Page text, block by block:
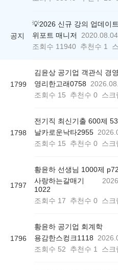
공지
위포트 매니저
2020.08.04
조회수 11940 추천수 1
1799
김윤상 공기업 객관식 경
영리한고래0758
조회수 15 추천수 0 스크
1798
전기직 최신기출 600제
날카로운낙타2955
조회수 15 추천수 0 스크
1797
사랑하는갈매기
1022
조회수 17 추천수 0 스크
1796
황윤하 공기업 회계학
용감한스컹크1118
조회수 52 추천수 1 스크